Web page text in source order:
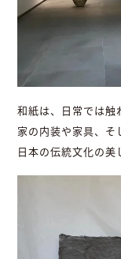
和紙は、日常では触
家の内装や家具、そ
日本の伝統文化の美